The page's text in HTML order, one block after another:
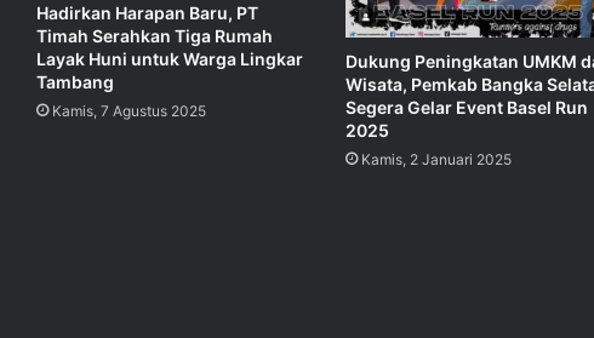
Hadirkan Harapan Baru, PT
Timah Serahkan Tiga Rumah
Layak Huni untuk Warga Lingkar
Tambang
Kamis, 7 Agustus 2025
Dukung Peningkatan UMKM
Wisata, Pemkab Bangka
Segera Gelar Event Basel Run
2025
Kamis, 2 Januari 2025